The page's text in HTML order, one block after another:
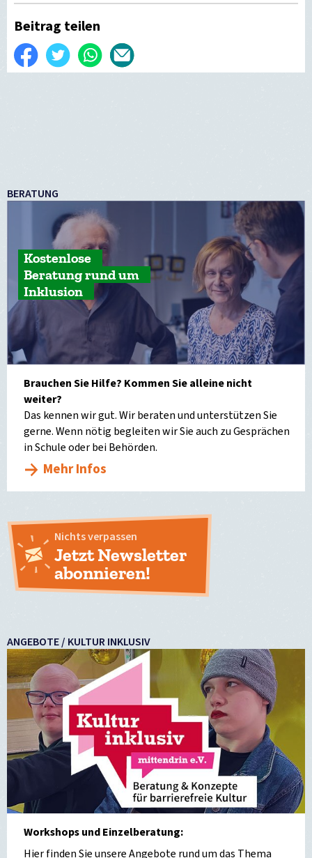
Beitrag teilen
Auf
Twittern WhatsApp
BERATUNG
Kostenlose
Beratung rund um
Inklusion
Brauchen Sie Hilfe? Kommen Sie alleine nicht
weiter?
Das kennen wir gut. Wir beraten und unterstützen Sie
gerne. Wenn nötig begleiten wir Sie auch zu Gesprächen
in Schule oder bei Behörden.
Mehr Infos
Nichts verpassen
Jetzt Newsletter
abonnieren!
ANGEBOTE / KULTUR INKLUSIV
Workshops und Einzelberatung:
Hier finden Sie unsere Angebote rund um das Thema